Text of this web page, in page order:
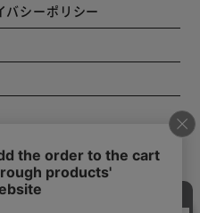
バシーポリシー
サイト